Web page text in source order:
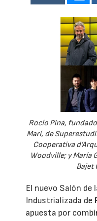
Rocío Pina,
Marí, de
Cooperativa
Woodville; y María
Bajet
El nuevo Salón
Industrializada de
apuesta por